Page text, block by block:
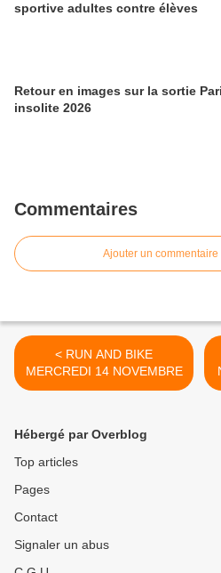
sportive adultes contre élèves
Retour en images sur la sortie
insolite 2026
Commentaires
Ajouter un commentaire
< RUN AND BIKE
MERCREDI 14 NOVEMBRE
Hébergé par Overblog
Top articles
Pages
Contact
Signaler un abus